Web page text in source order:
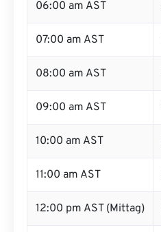
06:00 am AST
07:00 am AST
08:00 am AST
09:00 am AST
10:00 am AST
11:00 am AST
12:00 pm AST (Mittag)